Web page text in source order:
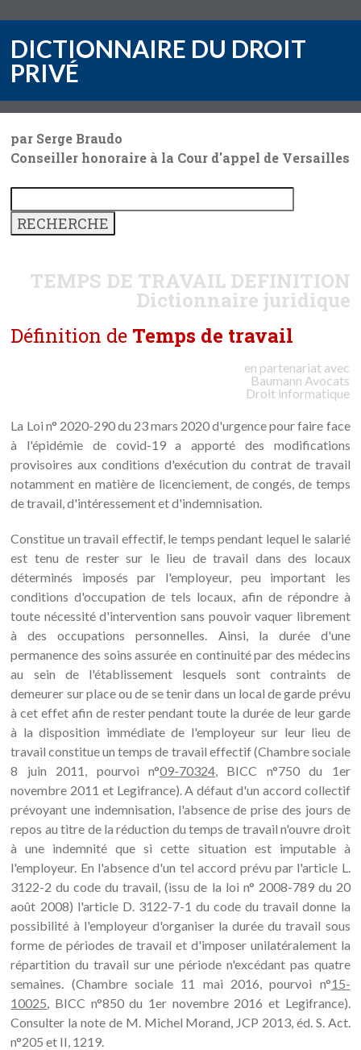
DICTIONNAIRE DU DROIT
PRIVÉ
par Serge Braudo
Conseiller honoraire à la Cour d'appel de Versailles
TEMPS DE TRAVAILDEFINITION
Dictionnaire juridique
Définition de Temps de travail
en partenariat avec
Baumann Avocats
Droit informatique
La Loi n° 2020-290 du 23 mars 2020 d'urgence pour faire face
à l'épidémie de covid-19 a apporté des modifications
provisoires aux conditions d'exécution du contrat de travail
notamment en matière de licenciement, de congés, de temps
de travail, d'intéressement et d'indemnisation.
Constitue un travail effectif, le temps pendant lequel le salarié
est tenu de rester sur le lieu de travail dans des locaux
déterminés imposés par l'employeur, peu important les
conditions d'occupation de tels locaux, afin de répondre à
toute nécessité d'intervention sans pouvoir vaquer librement
à des occupations personnelles. Ainsi, la durée d'une
permanence des soins assurée en continuité par des médecins
au sein de l'établissement lesquels sont contraints de
demeurer sur place ou de se tenir dans un local de garde prévu
à cet effet afin de rester pendant toute la durée de leur garde
à la disposition immédiate de l'employeur sur leur lieu de
travail constitue un temps de travail effectif (Chambre sociale
8 juin 2011, pourvoi n°09-70324, BICC n°750 du 1er
novembre 2011 et Legifrance). A défaut d'un accord collectif
prévoyant une indemnisation, l'absence de prise des jours de
repos au titre de la réduction du temps de travail n'ouvre droit
à une indemnité que si cette situation est imputable à
l'employeur. En l'absence d'un tel accord prévu par l'article L.
3122-2 du code du travail, (issu de la loi n° 2008-789 du 20
août 2008) l'article D. 3122-7-1 du code du travail donne la
possibilité à l'employeur d'organiser la durée du travail sous
forme de périodes de travail et d'imposer unilatéralement la
répartition du travail sur une période n'excédant pas quatre
semaines. (Chambre sociale 11 mai 2016, pourvoi n°15-
10025, BICC n°850 du 1er novembre 2016 et Legifrance).
Consulter la note de M. Michel Morand, JCP 2013, éd. S. Act.
n°205 et II, 1219.